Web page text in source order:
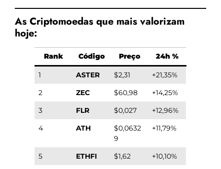
As Criptomoedas que mais valorizam
hoje:
Rank Código Preço 24h %
1 ASTER $2,31
+21,35%
2
ZEC $60,98
+14,25%
3
FLR $0,027
+12,96%
4
ATH
$0,0632
9
+11,79%
5 ETHFI $1,62
+10,10%